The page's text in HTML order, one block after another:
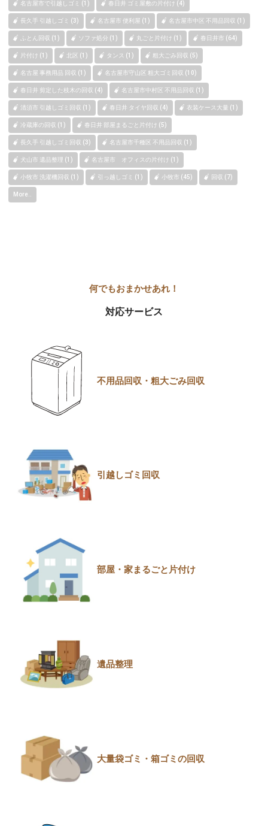
名古屋市で引越しゴミ (1) 春日井 ゴミ屋敷の片付け (4)
長久手 引越しゴミ (3) 名古屋市 便利屋 (1) 名古屋市中区 不用品回収 (1)
ふとん回収 (1) ソファ処分 (1) 丸ごと片付け (1) 春日井市 (64)
片付け (1) 北区 (1) タンス (1) 粗大ごみ回収 (5)
名古屋 事務用品 回収 (1) 名古屋市守山区 粗大ゴミ回収 (10)
春日井 剪定した枝木の回収 (4) 名古屋市中村区 不用品回収 (1)
清須市 引越しゴミ回収 (1) 春日井 タイヤ回収 (4) 衣装ケース大量 (1)
冷蔵庫の回収 (1) 春日井 部屋まるごと片付け (5)
長久手 引越しゴミ回収 (3) 名古屋市千種区 不用品回収 (1)
犬山市 遺品整理 (1) 名古屋市 オフィスの片付け (1)
小牧市 洗濯機回収 (1) 引っ越しゴミ (1) 小牧市 (45) 回収 (7)
More..
対応サービス
不用品回収・粗大ごみ回収
引越しゴミ回収
部屋・家まるごと片付け
遺品整理
大量袋ゴミ・箱ゴミの回収